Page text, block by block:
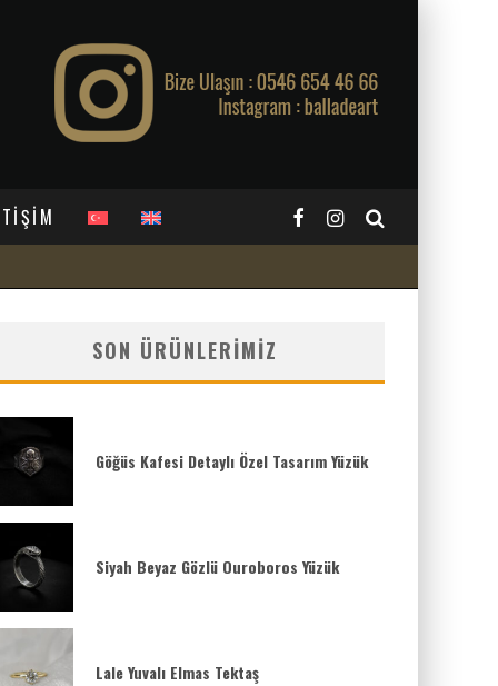
SON ÜRÜNLERIMIZ
Göğüs Kafesi Detaylı Özel Tasarım Yüzük
Siyah Beyaz Gözlü Ouroboros Yüzük
Lale Yuvalı Elmas Tektaş